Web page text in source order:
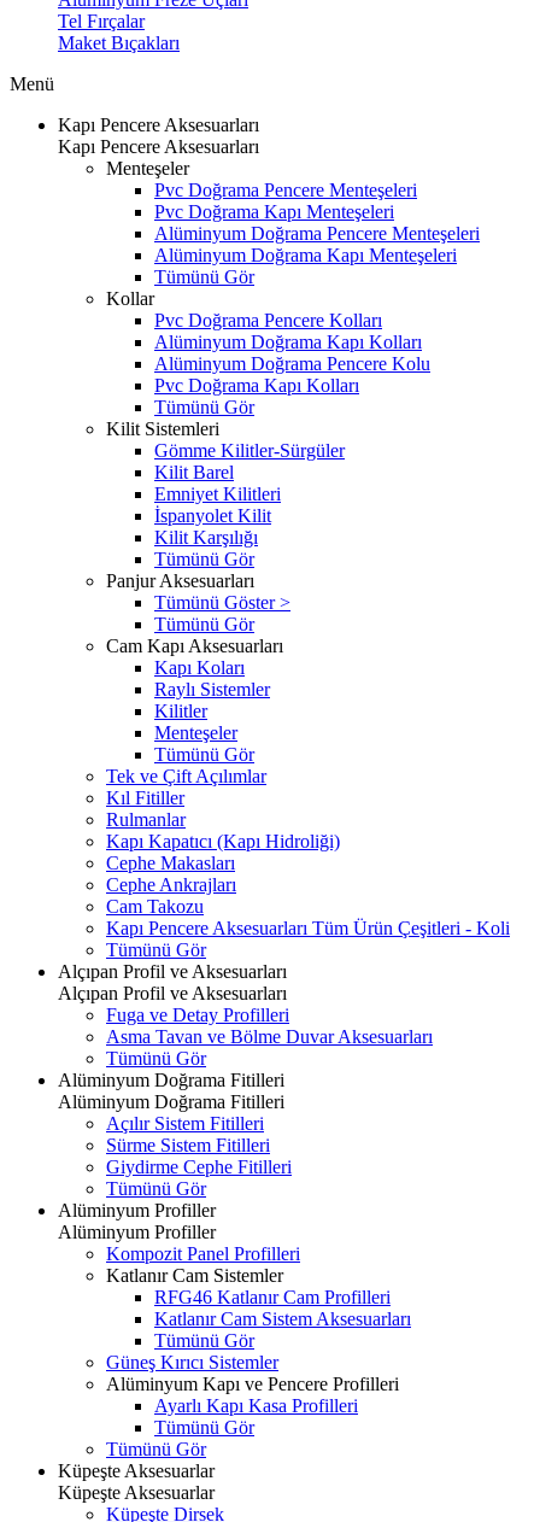
Tel Fırçalar
Maket Bıçakları
Menü
Kapı Pencere Aksesuarları
Kapı Pencere Aksesuarları
Menteşeler
Pvc Doğrama Pencere Menteşeleri
Pvc Doğrama Kapı Menteşeleri
Alüminyum Doğrama Pencere Menteşeleri
Alüminyum Doğrama Kapı Menteşeleri
Tümünü Gör
Kollar
Pvc Doğrama Pencere Kolları
Alüminyum Doğrama Kapı Kolları
Alüminyum Doğrama Pencere Kolu
Pvc Doğrama Kapı Kolları
Tümünü Gör
Kilit Sistemleri
Gömme Kilitler-Sürgüler
Kilit Barel
Emniyet Kilitleri
İspanyolet Kilit
Kilit Karşılığı
Tümünü Gör
Panjur Aksesuarları
Tümünü Göster >
Tümünü Gör
Cam Kapı Aksesuarları
Kapı Koları
Raylı Sistemler
Kilitler
Menteşeler
Tümünü Gör
Tek ve Çift Açılımlar
Kıl Fitiller
Rulmanlar
Kapı Kapatıcı (Kapı Hidroliği)
Cephe Makasları
Cephe Ankrajları
Cam Takozu
Kapı Pencere Aksesuarları Tüm Ürün Çeşitleri - Koli
Tümünü Gör
Alçıpan Profil ve Aksesuarları
Alçıpan Profil ve Aksesuarları
Fuga ve Detay Profilleri
Asma Tavan ve Bölme Duvar Aksesuarları
Tümünü Gör
Alüminyum Doğrama Fitilleri
Alüminyum Doğrama Fitilleri
Açılır Sistem Fitilleri
Sürme Sistem Fitilleri
Giydirme Cephe Fitilleri
Tümünü Gör
Alüminyum Profiller
Alüminyum Profiller
Kompozit Panel Profilleri
Katlanır Cam Sistemler
RFG46 Katlanır Cam Profilleri
Katlanır Cam Sistem Aksesuarları
Tümünü Gör
Güneş Kırıcı Sistemler
Alüminyum Kapı ve Pencere Profilleri
Ayarlı Kapı Kasa Profilleri
Tümünü Gör
Tümünü Gör
Küpeşte Aksesuarlar
Küpeşte Aksesuarlar
Küpeşte Dirsek